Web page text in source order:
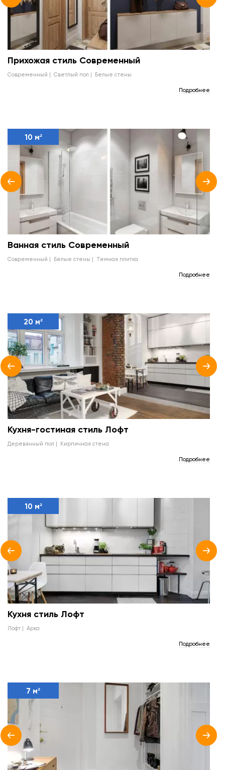
Прихожая стиль Современный
современный светлый пол белые стены
Подробнее
10 м²
Ванная стиль Современный
современный белые стены темная плитка
Подробнее
20 м²
Кухня-гостиная стиль Лофт
деревянный пол кирпичная стена
Подробнее
10 м²
Кухня стиль Лофт
лофт арка
Подробнее
7 м²